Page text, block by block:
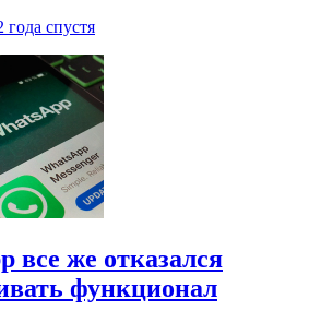
года спустя
все же отказался
функционал